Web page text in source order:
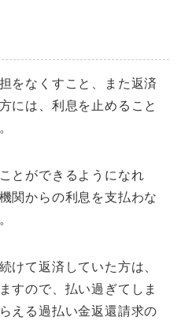
をなくすこと、また返済
には、利息を止めること
とができるようになれ
関からの利息を支払わな
けて返済していた方は、
すので、払い過ぎてしま
える過払い金返還請求の